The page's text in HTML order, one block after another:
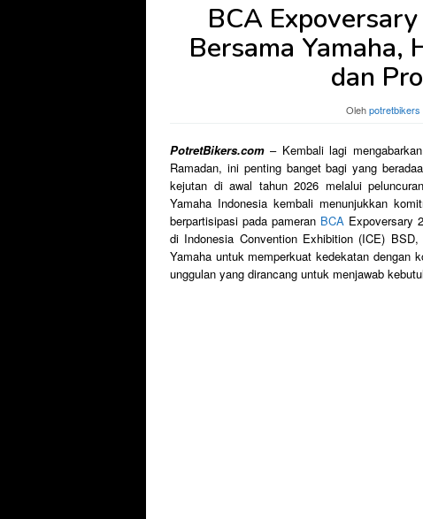
BCA
Bersama Yamaha,
dan
Olehpotretbikers
PotretBikers.com – Kembali lagi
Ramadan, ini penting banget bagi yang
kejutan di awal tahun 2026 melalui
Yamaha Indonesia kembali menunjukkan
berpartisipasi pada pameran BCA Expoversary
di Indonesia Convention Exhibition (ICE)
Yamaha untuk memperkuat kedekatan dengan
unggulan yang dirancang untuk menjawab